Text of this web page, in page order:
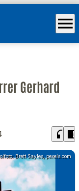
menu
Gerhard
headphones chrome_reader_mode
Brett Sayles, pexels.com